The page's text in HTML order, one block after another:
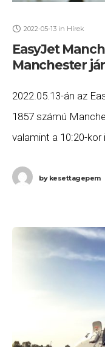
2022-05-13 in Hírek
EasyJet
Manchester
2022.05.13-án az
1857 számú
valamint a 10:20-
bykesettagepem